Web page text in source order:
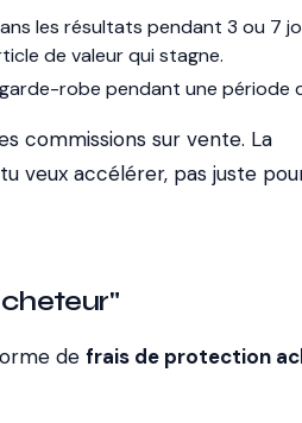
les résultats pendant 3 ou 7
de valeur qui stagne.
robe pendant une période
commissions sur vente. La
veux accélérer, pas juste
de frais de protection